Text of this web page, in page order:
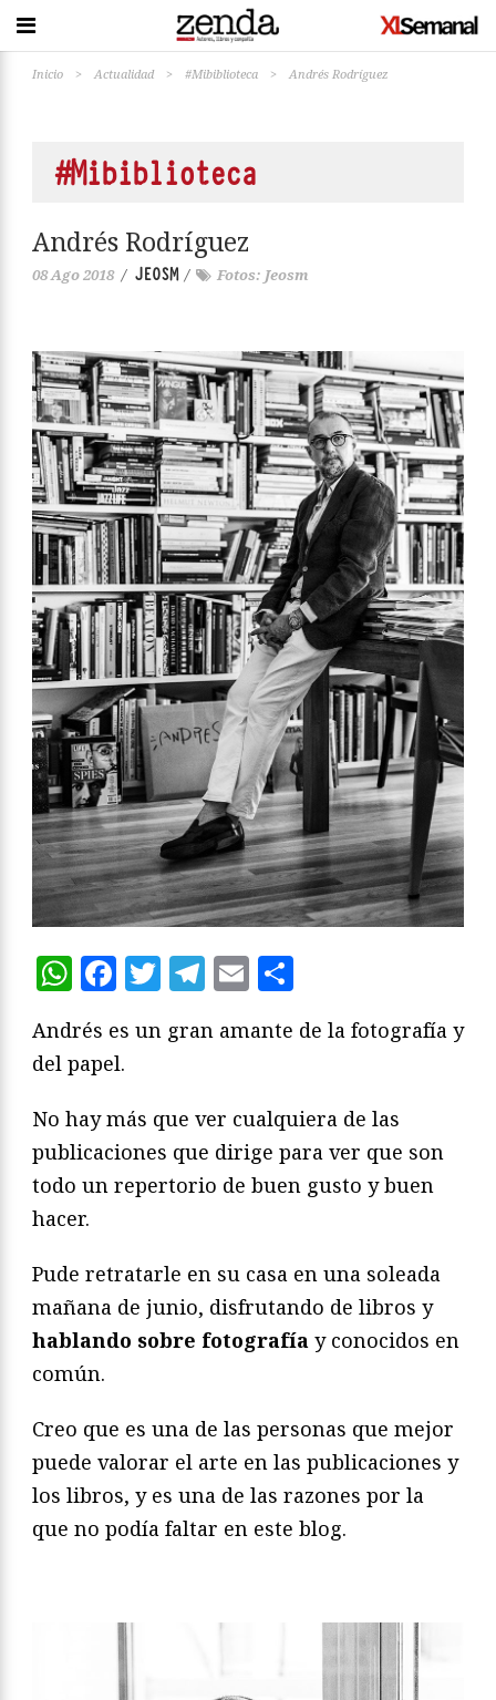
Inicio > Actualidad > #Mibiblioteca > Andrés Rodríguez
#Mibiblioteca
Andrés Rodríguez
08 Ago 2018 / JEOSM/ Fotos: Jeosm
WhatsApp
Facebook
Twitter
Telegram
Email
Andrés es un gran amante de la fotografía y
del papel.
No hay más que ver cualquiera de las
publicaciones que dirige para ver que son
todo un repertorio de buen gusto y buen
hacer.
Pude retratarle en su casa en una soleada
mañana de junio, disfrutando de libros y
hablando sobre fotografía y conocidos en
común.
Creo que es una de las personas que mejor
puede valorar el arte en las publicaciones y
los libros, y es una de las razones por la
que no podía faltar en este blog.